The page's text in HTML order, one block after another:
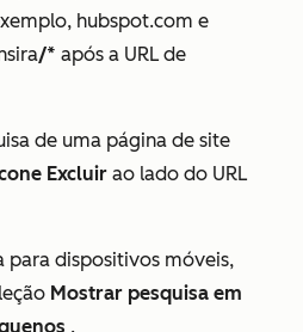
hubspot.com e
/* após a URL de
de uma página de site
Excluir ao lado do URL
para dispositivos móveis,
Mostrar pesquisa em
.